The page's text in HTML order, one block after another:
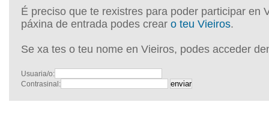
É preciso que te rexistres para poder participar en
páxina de entrada podes crear o teu Vieiros.
Se xa tes o teu nome en Vieiros, podes acceder
Usuaria/o:
Contrasinal: